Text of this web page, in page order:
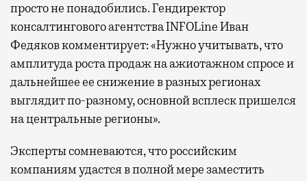
просто не понадобились. Гендиректор
консалтингового агентства INFOLine Иван
Федяков комментирует: «Нужно учитывать, что
амплитуда роста продаж на ажиотажном спросе и
дальнейшее ее снижение в разных регионах
выглядит по-разному, основной всплеск пришелся
на центральные регионы».
Эксперты сомневаются, что российским
компаниям удастся в полной мере заместить